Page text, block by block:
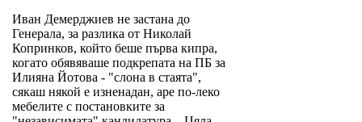
Иван Демерджиев не застана до
Генерала, за разлика от Николай
Копринков, който беше първа кипра,
когато обявяваше подкрепата на ПБ за
Илияна Йотова - "слона в стаята",
сякаш някой е изненадан, аре по-леко
мебелите с постановките за